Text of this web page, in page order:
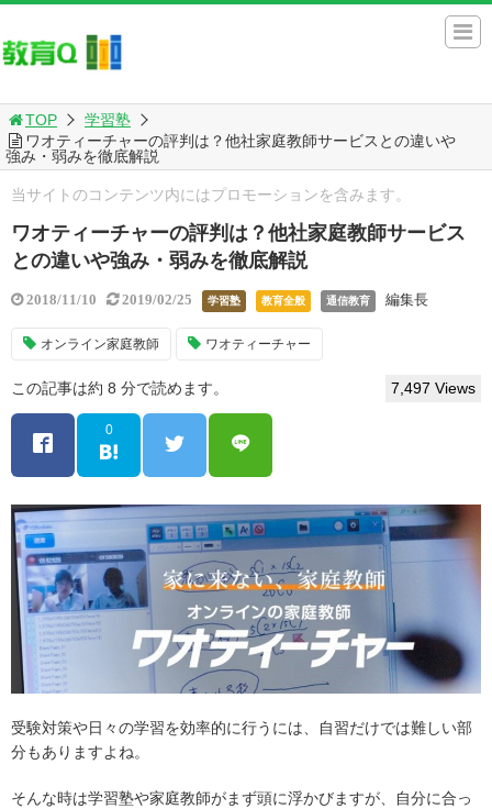
TOP
学習塾
ワオティーチャーの評判は？他社家庭教師サービスとの違いや
強み・弱みを徹底解説
当サイトのコンテンツ内にはプロモーションを含みます。
ワオティーチャーの評判は？他社家庭教師サービス
との違いや強み・弱みを徹底解説
2018/11/10 2019/02/25 学習塾 教育全般 通信教育 編集長
オンライン家庭教師 ワオティーチャー
この記事は約 8 分で読めます。 7,497 Views
0
受験対策や日々の学習を効率的に行うには、自習だけでは難しい部
分もありますよね。
そんな時は学習塾や家庭教師がまず頭に浮かびますが、自分に合っ